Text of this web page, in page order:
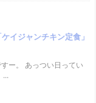
イジャンチキン定食」
ー。 あっつい日ってい
...